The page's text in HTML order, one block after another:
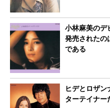
小林麻美のデ
発売されたの
である
ヒデとロザン
ターテイナ